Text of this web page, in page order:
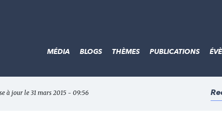
MÉDIA BLOGS THÈMES PUBLICATIONS
à jour le 31 mars 2015 - 09:56